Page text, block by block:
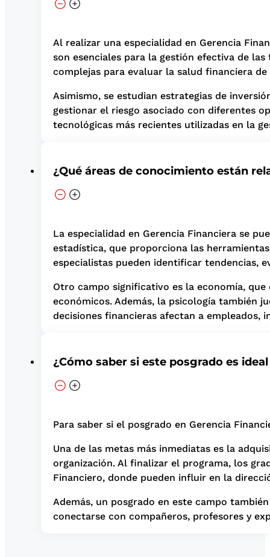
Al realizar una especialidad en Gerencia
son esenciales para la gestión efectiva de
complejas para evaluar la salud financiera
Asimismo, se estudian estrategias de
gestionar el riesgo asociado con diferentes
tecnológicas más recientes utilizadas en la
¿Qué áreas de conocimiento están
La especialidad en Gerencia Financiera se
estadística, que proporciona las
especialistas pueden identificar tendencias,
Otro campo significativo es la economía,
económicos. Además, la psicología también
decisiones financieras afectan a empleados,
¿Cómo saber si este posgrado es
Para saber si el posgrado en Gerencia
Una de las metas más inmediatas es la
organización. Al finalizar el programa, los
Financiero, donde pueden influir en la
Además, un posgrado en este campo
conectarse con compañeros, profesores y